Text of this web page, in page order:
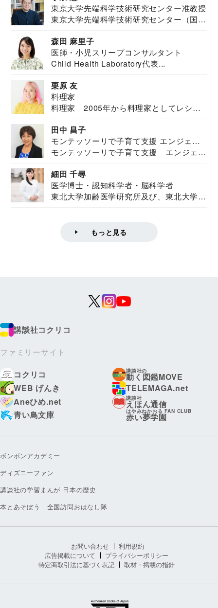
東京大学先端科学技術研究センター准教授
東京大学先端科学技術研究センター（国際
森田 麻里子
医師・小児スリープコンサルタント
Child Health Laboratory代表...
栗原 友
料理家
料理家 2005年から料理家としてレシピ
田中 昌子
モンテッソーリで子育て支援 エンジェル
ズハウス研究所所長
モンテッソーリで子育て支援 エンジェル
細田 千尋
医学博士・認知科学者・脳科学者
東北大学加齢医学研究所及び、東北大学大
もっと見る
講談社コクリコ
ファミリーサイト
コクリコ
講談社の
動く図鑑MOVE
WEB げんき
TELEMAGA.net
Aneひめ.net
講談社
えほん通信
青い鳥文庫
はやみねかおる FAN CLUB
赤い夢学園
ボンボンアカデミー
ディズニーファン
講談社の学習まんが 日本の歴史
本とあそぼう 全国訪問おはなし隊
お問い合わせ
利用規約
広告掲載について
プライバシーポリシー
特定商取引法に基づく表記
取材・掲載の指針